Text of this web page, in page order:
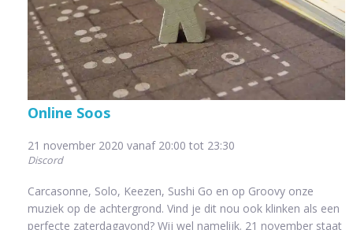
Online Soos
21 november 2020 vanaf 20:00 tot 23:30
Discord
Carcasonne, Solo, Keezen, Sushi Go en op Groovy onze
muziek op de achtergrond. Vind je dit nou ook klinken als een
perfecte zaterdagavond? Wij wel namelijk. 21 november staat